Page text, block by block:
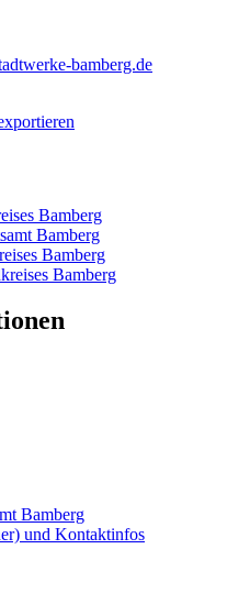
bamberg.de
Bamberg
Bamberg
Bamberg
Bamberg
Bamberg
und Kontaktinfos